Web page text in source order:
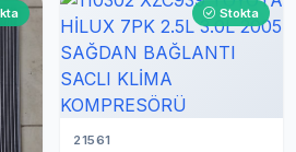
Stokta
21561